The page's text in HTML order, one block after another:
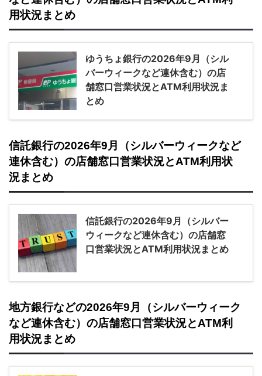
用状況まとめ
ゆうちょ銀行の2026年9月（シル
バーウィークなど連休含む）の店
舗窓口営業状況とATM利用状況ま
とめ
信託銀行の2026年9月（シルバーウィークなど
連休含む）の店舗窓口営業状況とATM利用状
況まとめ
信託銀行の2026年9月（シルバー
ウィークなど連休含む）の店舗窓
口営業状況とATM利用状況まとめ
地方銀行などの2026年9月（シルバーウィーク
など連休含む）の店舗窓口営業状況とATM利
用状況まとめ